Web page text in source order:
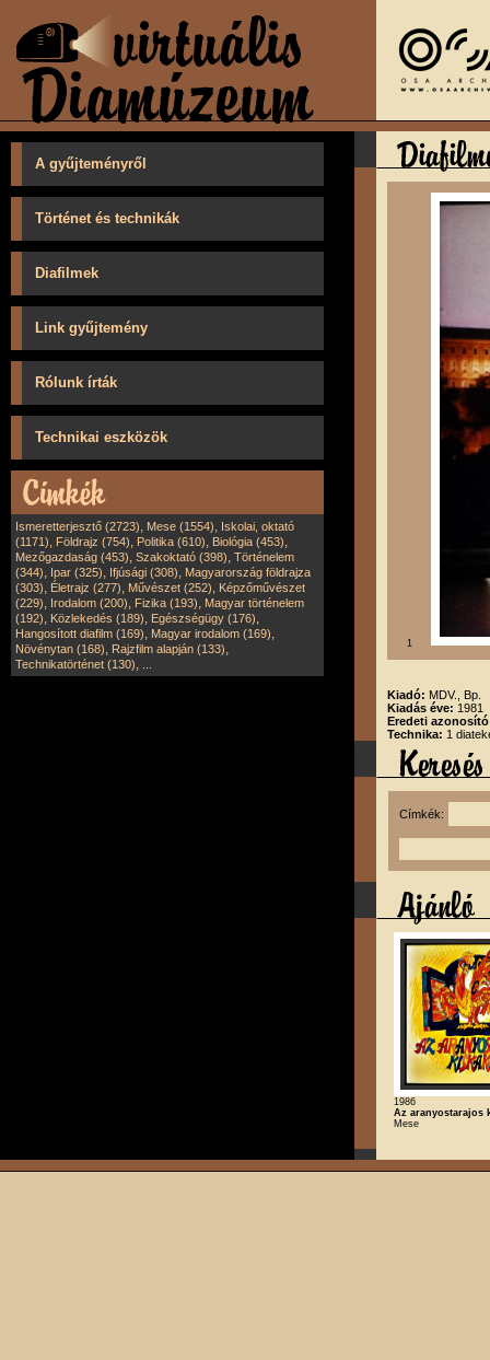
A gyűjteményről
Történet és technikák
Diafilmek
Link gyűjtemény
Rólunk írták
Technikai eszközök
Ismeretterjesztő (2723), Mese (1554), Iskolai, oktató
(1171), Földrajz (754), Politika (610), Biológia (453),
Mezőgazdaság (453), Szakoktató (398), Történelem
(344), Ipar (325), Ifjúsági (308), Magyarország földrajza
(303), Életrajz (277), Művészet (252), Képzőművészet
(229), Irodalom (200), Fizika (193), Magyar történelem
(192), Közlekedés (189), Egészségügy (176),
Hangosított diafilm (169), Magyar irodalom (169),
Növénytan (168), Rajzfilm alapján (133),
Technikatörténet (130),
1
Kiadó: MDV., Bp.
Kiadás éve: 1981
Eredeti
Technika: 1
Címkék:
1986
Az aranyostarajos
Mese